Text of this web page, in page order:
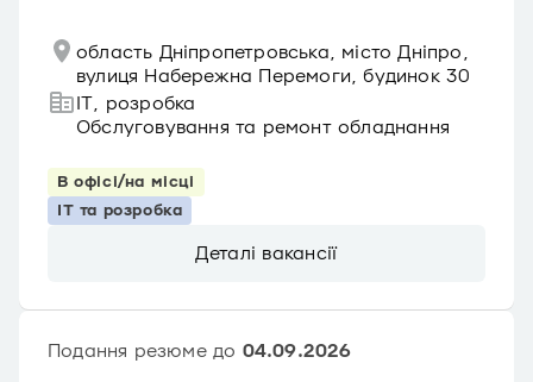
область Дніпропетровська, місто Дніпро,
вулиця Набережна Перемоги, будинок 30
IT, розробка
Обслуговування та ремонт обладнання
В офісі/на місці
IT та розробка
Деталі вакансії
Подання резюме до 04.09.2026